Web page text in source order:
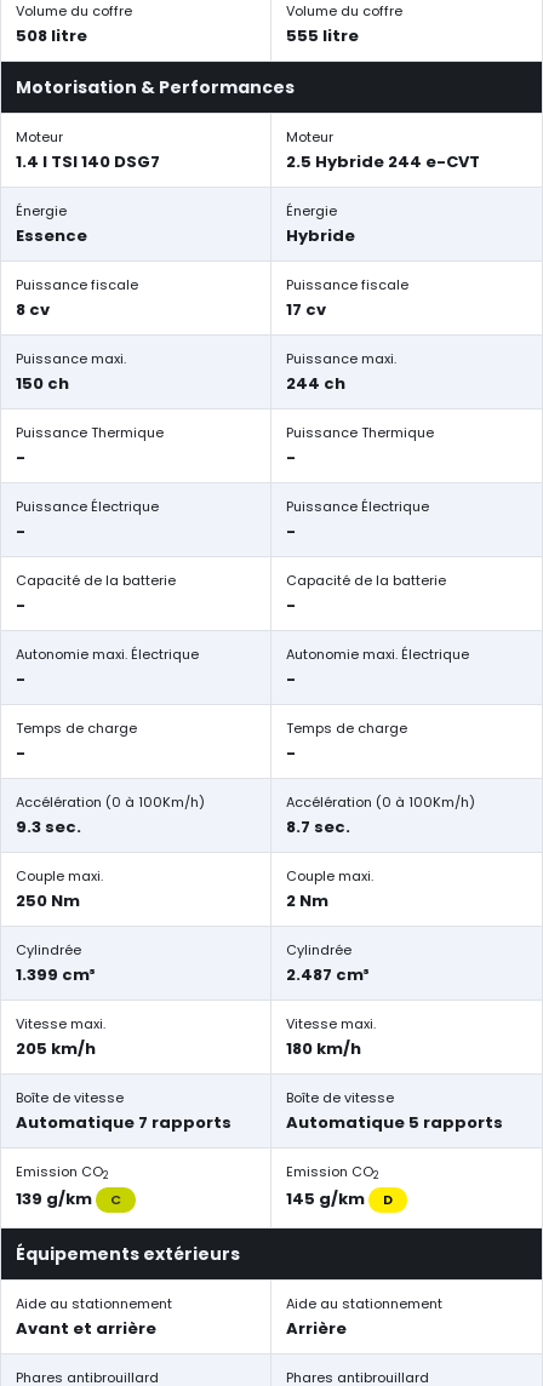
Volume du coffre
508 litre
Volume du coffre
555 litre
Motorisation & Performances
Moteur
1.4 l TSI 140 DSG7
Moteur
2.5 Hybride 244 e-CVT
Énergie
Essence
Énergie
Hybride
Puissance fiscale
8 cv
Puissance fiscale
17 cv
Puissance maxi.
150 ch
Puissance maxi.
244 ch
Puissance Thermique
-
Puissance Thermique
-
Puissance Électrique
-
Puissance Électrique
-
Capacité de la batterie
-
Capacité de la batterie
-
Autonomie maxi. Électrique
-
Autonomie maxi. Électrique
-
Temps de charge
-
Temps de charge
-
Accélération (0 à 100Km/h)
9.3 sec.
Accélération (0 à 100Km/h)
8.7 sec.
Couple maxi.
250 Nm
Couple maxi.
2 Nm
Cylindrée
1.399 cm³
Cylindrée
2.487 cm³
Vitesse maxi.
205 km/h
Vitesse maxi.
180 km/h
Boîte de vitesse
Automatique 7 rapports
Boîte de vitesse
Automatique 5 rapports
Emission CO2
139 g/km C
Emission CO2
145 g/km D
Équipements extérieurs
Aide au stationnement
Avant et arrière
Aide au stationnement
Arrière
Phares antibrouillard Phares antibrouillard